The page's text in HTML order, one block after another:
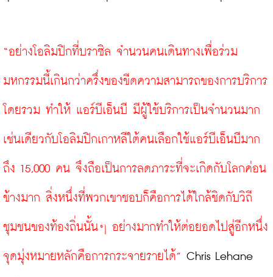
“อย่างโอลิมปิกที่บราซิล จำนวนคนเดินทางเพื่อร่วม
มหกรรมนี้เกินกว่าครึ่งของขีดความสามารถของการบริการ
โดยรวม ทำให้ แอร์บีเอ็นบี มีผู้ใช้บริการเป็นจำนวนมาก
เช่นเดียวกับโอลิมปิกเกาหลีใต้คนเลือกใช้แอร์บีเอ็นบีมาก
ถึง 15,000 คน จึงถือเป็นการลดภาระที่จะเกิดกับโลกค่อน
ข้างมาก สิ่งหนึ่งที่พวกเขาชอบก็คือการได้ใกล้ชิดกับวิถี
ชุมชนของท้องถิ่นนั้นๆ อย่างมากทำให้ต่อยอดไปสู่อีกหนึ่ง
จุดมุ่งหมายหลักคือการกระจายรายได้” Chris Lehane